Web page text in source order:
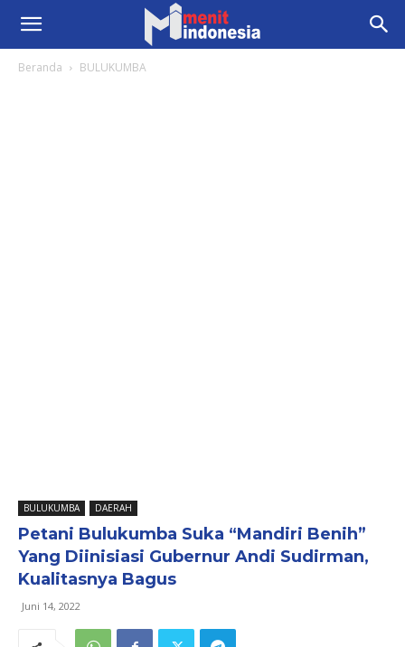
Beranda BULUKUMBA
BULUKUMBA DAERAH
Petani Bulukumba Suka “Mandiri Benih”
Yang Diinisiasi Gubernur Andi Sudirman,
Kualitasnya Bagus
Juni 14, 2022